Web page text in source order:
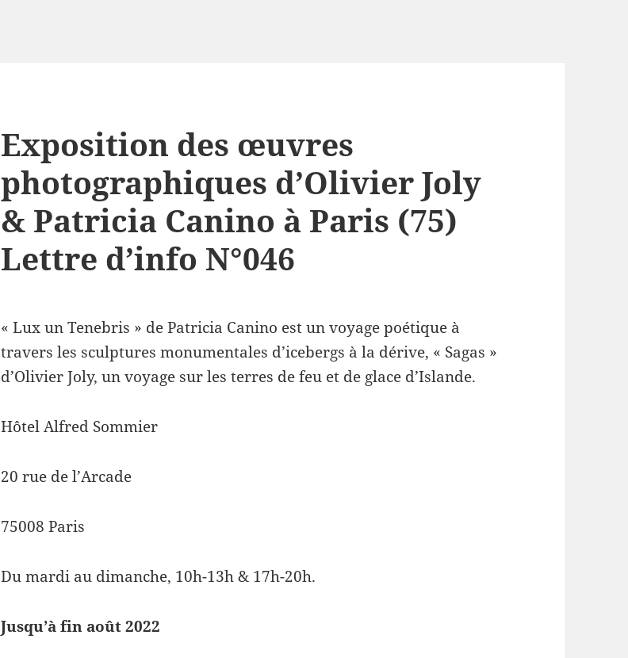
Exposition des œuvres
photographiques d’Olivier Joly
& Patricia Canino à Paris (75)
Lettre d’info N°046
« Lux un Tenebris » de Patricia Canino est un voyage poétique à
travers les sculptures monumentales d’icebergs à la dérive, « Sagas »
d’Olivier Joly, un voyage sur les terres de feu et de glace d’Islande.
Hôtel Alfred Sommier
20 rue de l’Arcade
75008 Paris
Du mardi au dimanche, 10h-13h & 17h-20h.
Jusqu’à fin août 2022